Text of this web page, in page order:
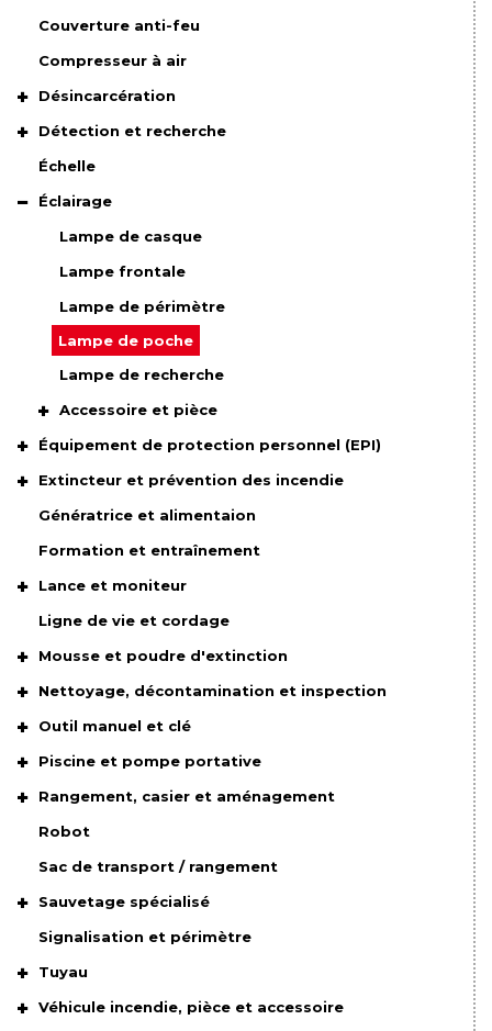
Couverture anti-feu
Compresseur à air
Désincarcération
Détection et recherche
Échelle
Éclairage
Lampe de casque
Lampe frontale
Lampe de périmètre
Lampe de poche
Lampe de recherche
Accessoire et pièce
Équipement de protection personnel (EPI)
Extincteur et prévention des incendie
Génératrice et alimentaion
Formation et entraînement
Lance et moniteur
Ligne de vie et cordage
Mousse et poudre d'extinction
Nettoyage, décontamination et inspection
Outil manuel et clé
Piscine et pompe portative
Rangement, casier et aménagement
Robot
Sac de transport / rangement
Sauvetage spécialisé
Signalisation et périmètre
Tuyau
Véhicule incendie, pièce et accessoire